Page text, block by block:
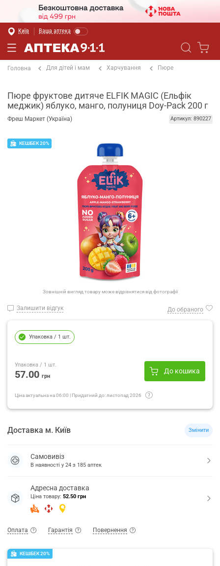
Київ Ваша аптека
Головна Для дітей і мам Харчування Пюре
Пюре фруктове дитяче ELFIK MAGIC (Ельфік
меджик) яблуко, манго, полуниця Doy-Pack 200 г
Фреш Маркет (Україна) Артикул: 890227
КЕШБЕК 20%
Зовнішній вигляд товару може відрізнятися від фотографії
Залишити відгук До обраного
Упаковка / 1 шт.
Упаковка / 1 шт.
57.00 грн
До кошика
Ціна актуальна на06:00 | Придатний до: листопад 2026
Доставка м. Київ Змінити
Самовивіз
В наявності у 24 з 185 аптек
Адресна доставка
Ціна товару: 52.50 грн
Оплата Гарантія Повернення
КЕШБЕК 20%